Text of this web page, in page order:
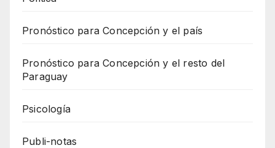
Pronóstico para Concepción y el país
Pronóstico para Concepción y el resto del
Paraguay
Psicología
Publi-notas